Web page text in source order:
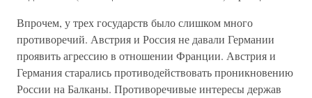
Впрочем, у трех государств было слишком много
противоречий. Австрия и Россия не давали Германии
проявить агрессию в отношении Франции. Австрия и
Германия старались противодействовать проникновению
России на Балканы. Противоречивые интересы держав